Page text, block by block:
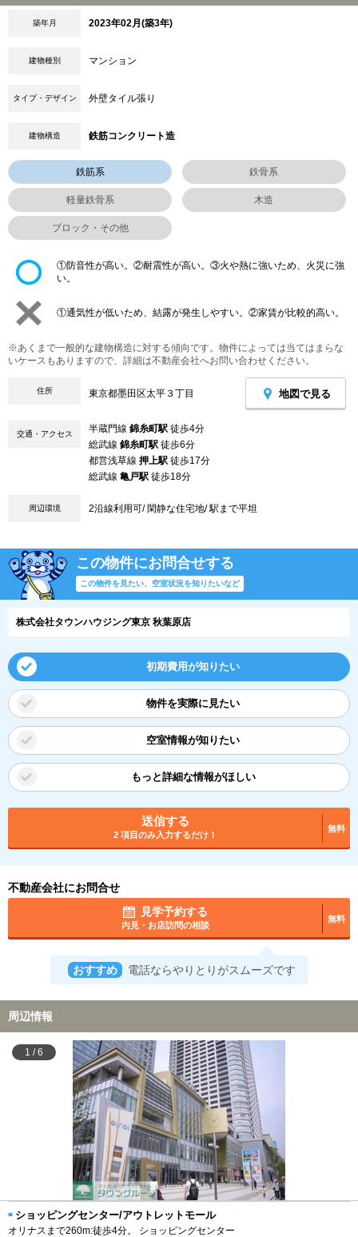
築年月 2023年02月(築3年)
建物種別 マンション
タイプ・デザイン 外壁タイル張り
建物構造 鉄筋コンクリート造
鉄筋系 鉄骨系
軽量鉄骨系 木造
ブロック・その他
①防音性が高い。②耐震性が高い。③火や熱に強いため、火災に強
い。
①通気性が低いため、結露が発生しやすい。②家賃が比較的高い。
※あくまで一般的な建物構造に対する傾向です。物件によっては当てはまらな
いケースもありますので、詳細は不動産会社へお問い合わせください。
住所 東京都墨田区太平３丁目 地図で見る
交通・アクセス 半蔵門線 錦糸町駅 徒歩4分
総武線 錦糸町駅 徒歩6分
都営浅草線 押上駅 徒歩17分
総武線 亀戸駅 徒歩18分
周辺環境 2沿線利用可/ 閑静な住宅地/ 駅まで平坦
この物件にお問合せする
この物件を見たい、空室状況を知りたいなど
株式会社タウンハウジング東京 秋葉原店
初期費用が知りたい
物件を実際に見たい
空室情報が知りたい
もっと詳細な情報がほしい
送信する
2 項目のみ入力するだけ！
無料
不動産会社にお問合せ
見学予約する
内見・お店訪問の相談
無料
おすすめ 電話ならやりとりがスムーズです
周辺情報
1 /6
ショッピングセンター/アウトレットモール
オリナスまで260m:徒歩4分。 ショッピングセンター